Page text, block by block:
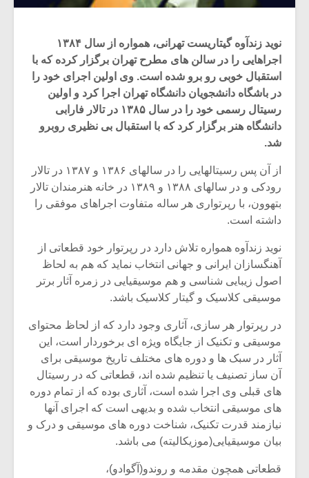
نوید زندآوه گیتاریست تهرانی، همواره از سال ۱۳۸۴
اجراهایی را در سالن های مطرح تهران برگزار کرده که با
استقبال خوبی رو برو شده است. وی اولین اجرای خود را
در باشگاه دانشجویان دانشگاه تهران اجرا کرد و اولین
رسیتال رسمی خود را در سال ۱۳۸۵ در تالار فارابی
دانشگاه هنر برگزار کرد که با استقبال بی نظیری روبرو
شد.
از آن پس رسیتالهایی را در سالهای ۱۳۸۶ و ۱۳۸۷ در تالار
رودکی و در سالهای ۱۳۸۸ و ۱۳۸۹ در خانه هنرمندان تالار
بتهوون، با رپرتواری هر ساله متفاوت اجراهای موفقی را
داشته است.
نوید زندآوه همواره تلاش دارد در رپرتوار خود قطعاتی از
آهنگسازان ایرانی و جهانی انتخاب نماید که هم به لحاظ
اصول زیبایی شناسی و هم موسیقیایی در زمره آثار برتر
موسیقی کلاسیک و گیتار کلاسیک باشد.
در رپرتوار هر سازی، آثاری وجود دارد که از لحاظ محتوای
موسیقی و تکنیک از جایگاه ویژه ای برخوردار است، این
آثار در سبک ها و دوره های مختلف تاریخ موسیقی برای
آن ساز تصنیف یا تنظیم شده اند، قطعاتی که در رسیتال
های قبلی وی اجرا شده است، آثاری بوده که از تمام دوره
های موسیقی انتخاب شده و بدیهی است که اجرای آنها
نیازمند قدرت تکنیک، شناخت دوره های موسیقی و درک و
بیان موسیقیایی(موزیکالیته) می باشد.
قطعاتی همچون مقدمه و روندو(آگوادو)،
میکلوش روژا